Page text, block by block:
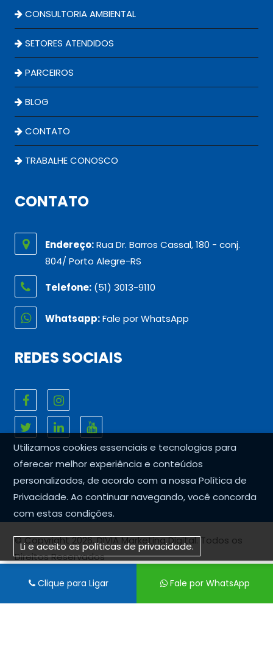
CONSULTORIA AMBIENTAL
SETORES ATENDIDOS
PARCEIROS
BLOG
CONTATO
TRABALHE CONOSCO
CONTATO
Endereço:Rua Dr. Barros Cassal, 180 - conj.
804/ Porto Alegre-RS
Telefone: (51) 3013-9110
Whatsapp:Fale por WhatsApp
REDES SOCIAIS
© Copyright 2026. DIVIA Marketing Digital. Todos os
Direitos Reservados
Clique para Ligar Fale por WhatsApp
Utilizamos cookies essenciais e tecnologias para
oferecer melhor experiência e conteúdos
personalizados, de acordo com a nossa Política de
Privacidade. Ao continuar navegando, você concorda
com estas condições.
Li e aceito as políticas de privacidade.